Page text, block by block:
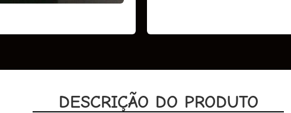
DESCRIÇÃO DO PRODUTO